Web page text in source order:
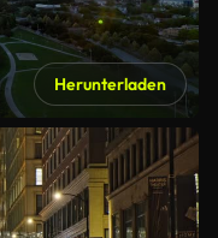
Herunterladen